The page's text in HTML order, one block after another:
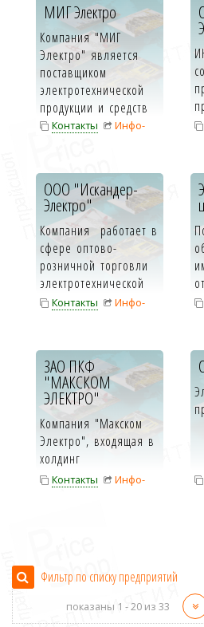
МИГ Электро
Компания "МИГ
Электро" является
поставщиком
электротехнической
продукции и средств
автоматизации для...
Контакты
Инфо-
ООО "Искандер-
Электро"
Компания работает в
сфере оптово-
розничной торговли
электротехнической
продукции и
Контакты
Инфо-
ЗАО ПКФ
"МАКСКОМ
ЭЛЕКТРО"
Компания "Макском
Электро", входящая в
холдинг
ЭлектроКомплектСервис,
Контакты
Инфо-
Фильтр по списку предприятий
показаны 1 -20из 33